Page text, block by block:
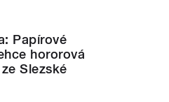
Papírové
hororová
Slezské